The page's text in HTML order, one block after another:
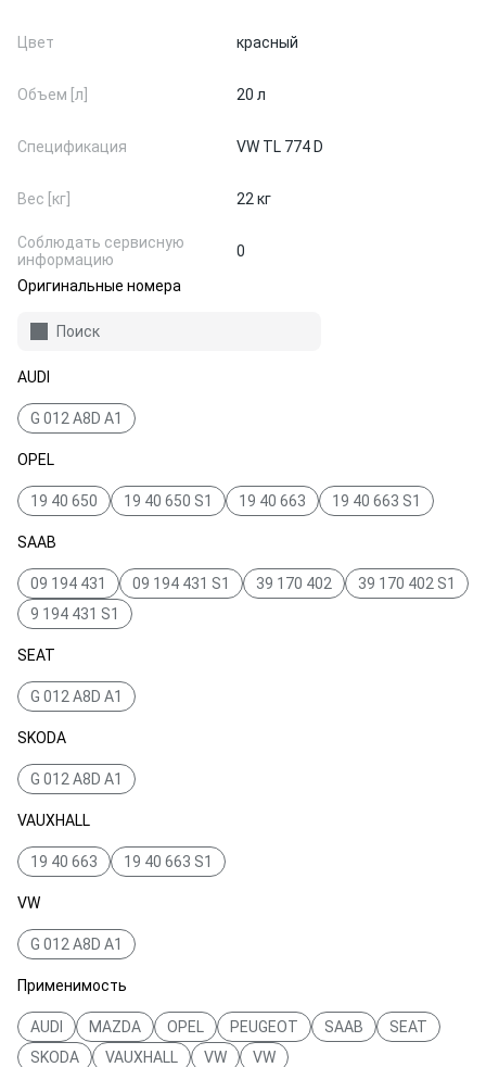
Цвет красный
Объем [л] 20 л
Спецификация VW TL 774 D
Вес [кг] 22 кг
Соблюдать сервисную
информацию
0
Оригинальные номера
Поиск
AUDI
G 012 A8D A1
OPEL
19 40 650 19 40 650 S1 19 40 663 19 40 663 S1
SAAB
09 194 431 09 194 431 S1 39 170 402
39 170 402 S1
9 194 431 S1
SEAT
G 012 A8D A1
SKODA
G 012 A8D A1
VAUXHALL
19 40 663 19 40 663 S1
VW
G 012 A8D A1
Применимость
AUDI MAZDA OPEL PEUGEOT SAAB
SEAT
SKODA
VAUXHALL VW VW